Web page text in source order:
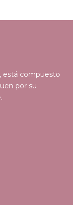
está compuesto
por su